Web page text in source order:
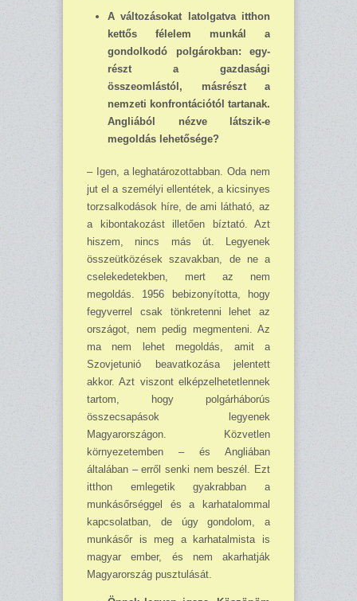
A változásokat latolgatva itthon
kettős félelem munkál a
gondolkodó polgárokban: egy­
részt a gazdasági
összeomlástól, másrészt a
nemzeti konfrontációtól tartanak.
Angliából nézve látszik-e
megoldás lehetősége?
– Igen, a leghatározottabban. Oda nem
jut el a személyi ellentétek, a kicsinyes
torzsal­kodások híre, de ami látható, az
a kibontakozást illetően bíztató. Azt
hiszem, nincs más út. Legyenek
összeütközések szavakban, de ne a
cselekedetekben, mert az nem
megoldás. 1956 bebizonyította, hogy
fegyverrel csak tönkretenni lehet az
országot, nem pedig megmenteni. Az
ma nem lehet megoldás, amit a
Szovjetunió beavatkozása jelentett
akkor. Azt viszont elkép­zelhetetlennek
tartom, hogy polgárháborús
összecsapások legyenek
Magyarországon. Közvet­len
környezetemben – és Angliában
általában – erről senki nem beszél. Ezt
itthon emlegetik gyakrabban a
munkásőrséggel és a karhatalommal
kapcsolatban, de úgy gondolom, a
munkásőr is meg a karhatalmista is
magyar ember, és nem akarhatják
Magyarország pusztulását.